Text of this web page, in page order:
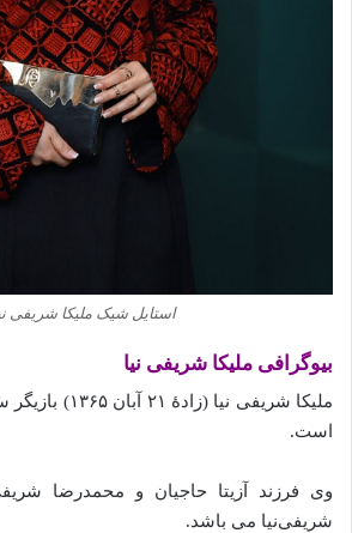
استایل شیک ملیکا شریفی
بیوگرافی ملیکا شریفی نیا
ملیکا شریفی‌ نیا
است.
وی فرزند آزیتا حاجیان و محمدرضا
شریفی‌نیا می‌ باشد.